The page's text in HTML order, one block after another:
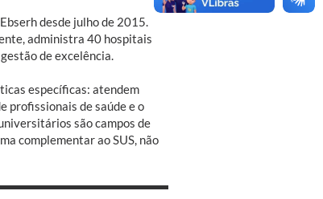
desde julho de 2015.
administra 40 hospitais
de excelência.
específicas: atendem
profissionais de saúde e o
são campos de
complementar ao SUS, não